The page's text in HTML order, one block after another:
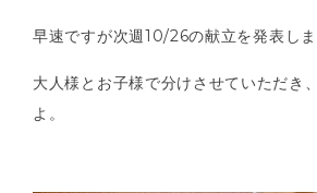
早速ですが次週10/26の献立を発表しま
大人様とお子様で分けさせていただき
よ。